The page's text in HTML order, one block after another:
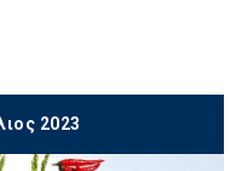
2023